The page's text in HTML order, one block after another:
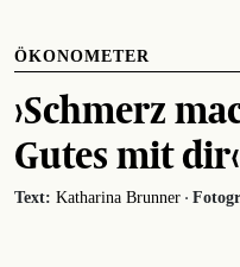
ÖKONOMETER
›Schmerz
Gutes mit dir‹
Text: Katharina Brunner ·